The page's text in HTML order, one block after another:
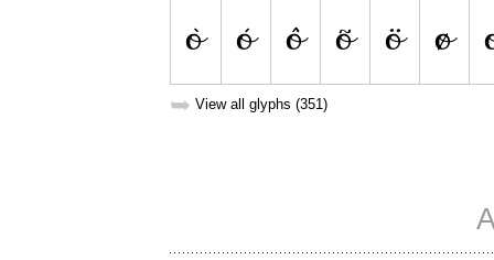
➥ View all glyphs (351)